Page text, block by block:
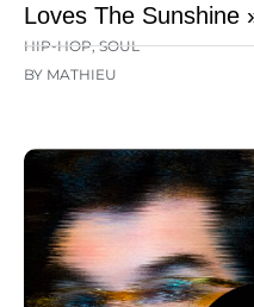
Loves The Sunshine
HIP-HOP,SOUL
BY MATHIEU